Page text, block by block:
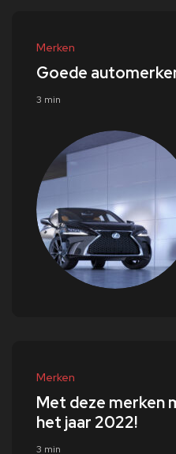
Merken
Goede
3 min
Merken
Met deze merken
het jaar 2022!
3 min